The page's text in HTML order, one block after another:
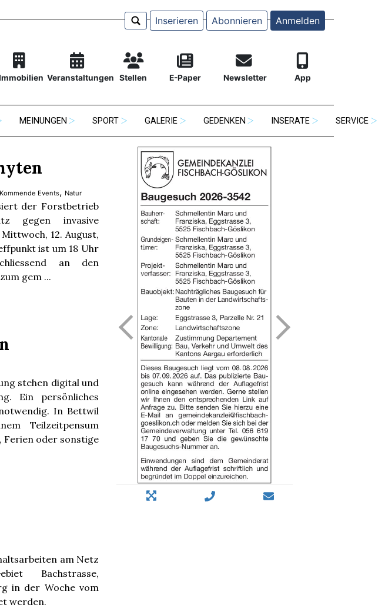
Inserieren Abonnieren Anmelden
Veranstaltungen Stellen E-Paper Newsletter App
MEINUNGEN SPORT GALERIE GEDENKEN INSERATE SERVICE
Kommende Events, Natur
der Forstbetrieb
gegen invasive
12. August,
ist um 18 Uhr
an den
gem ...
stehen digital und
Ein persönliches
In Bettwil
Teilzeitpensum
Ferien oder sonstige
am Netz
Bachstrasse,
in der Woche vom
werden.